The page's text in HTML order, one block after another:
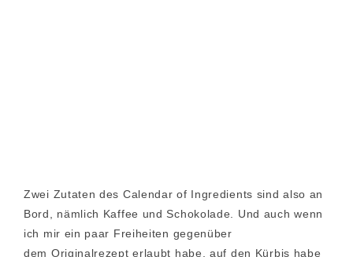
Zwei Zutaten des Calendar of Ingredients sind also an
Bord, nämlich Kaffee und Schokolade. Und auch wenn
ich mir ein paar Freiheiten gegenüber
dem Originalrezept erlaubt habe, auf den Kürbis habe